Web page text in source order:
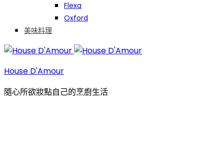
Flexa
Oxford
美味料理
House D'Amour
隨心所欲妝點自己的烹廚生活